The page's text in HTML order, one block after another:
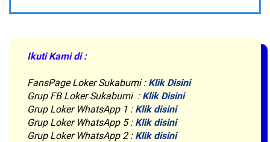
Ikuti Kami di :
FansPage Loker Sukabumi : Klik Disini
Grup FB Loker Sukabumi : Klik Disini
Grup Loker WhatsApp 1 : Klik disini
Grup Loker WhatsApp 5 : Klik disini
Grup Loker WhatsApp 2 : Klik disini